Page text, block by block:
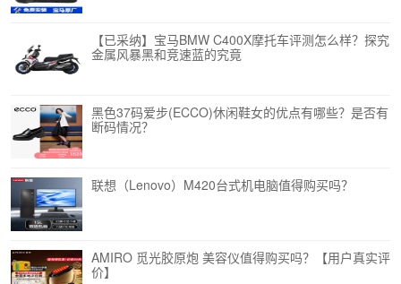
【已采纳】宝马BMW C400X摩托车评测怎么样？探究
金属风暴黑和竞速蓝的究竟
黑色37码爱步(ECCO)休闲鞋女的优点有哪些？是否有
断码情况？
联想（Lenovo）M420台式机电脑值得购买吗？
AMIRO 觅光胶原炮 美容仪值得购买吗？【用户真实评
价】